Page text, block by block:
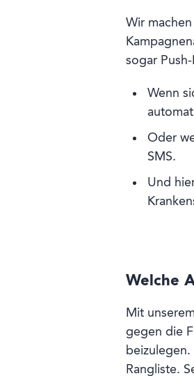
Wir
sogar
Wenn
Oder
SMS.
Und
Welche
Mit
gegen die
beizulegen.
Rangliste.